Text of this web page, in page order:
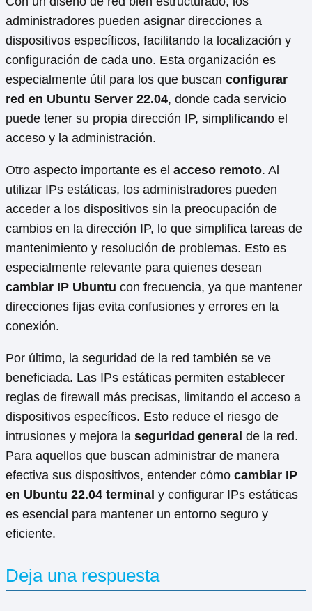
administradores pueden asignar direcciones a
dispositivos específicos, facilitando la localización y
configuración de cada uno. Esta organización es
especialmente útil para los que buscan configurar
red en Ubuntu Server 22.04, donde cada servicio
puede tener su propia dirección IP, simplificando el
acceso y la administración.
Otro aspecto importante es el acceso remoto. Al
utilizar IPs estáticas, los administradores pueden
acceder a los dispositivos sin la preocupación de
cambios en la dirección IP, lo que simplifica tareas de
mantenimiento y resolución de problemas. Esto es
especialmente relevante para quienes desean
cambiar IP Ubuntu con frecuencia, ya que mantener
direcciones fijas evita confusiones y errores en la
conexión.
Por último, la seguridad de la red también se ve
beneficiada. Las IPs estáticas permiten establecer
reglas de firewall más precisas, limitando el acceso a
dispositivos específicos. Esto reduce el riesgo de
intrusiones y mejora la seguridad general de la red.
Para aquellos que buscan administrar de manera
efectiva sus dispositivos, entender cómo cambiar IP
en Ubuntu 22.04 terminal y configurar IPs estáticas
es esencial para mantener un entorno seguro y
eficiente.
Deja una respuesta